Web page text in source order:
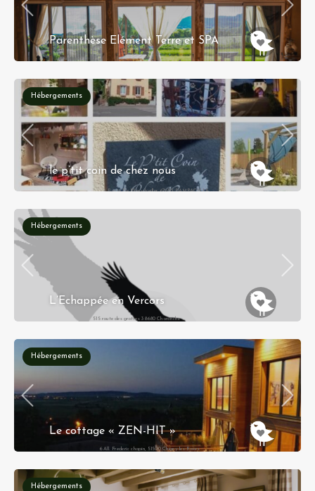
Parenthèse Elément Terre et SPA
Wattwiller
Réservation instantanée
Hébergements
le p’tit coin de chez nous
4 Route De Blienschwiller 67650 DAMBACH LA
Hébergements
L’Echappée en Vercors
515 route des grottes 38680 Choranche
Hébergements
Le cottage « ZEN-HIT »
6 All. Frederic chopin, 51500 Chigny-les-Roses
Hébergements